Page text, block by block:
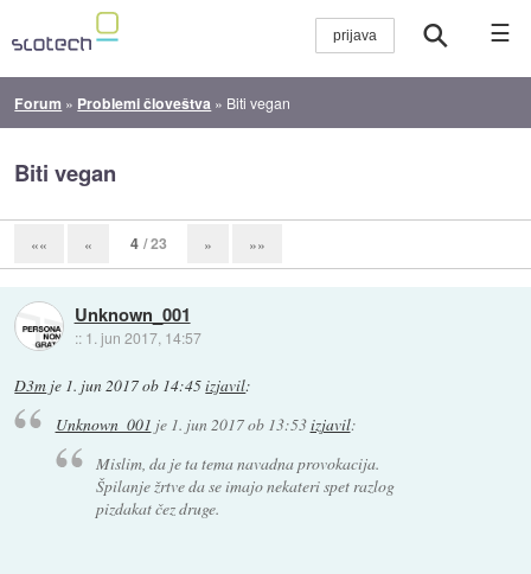
☰
Forum » Problemi človeštva » Biti vegan
Biti vegan
«« « 4 / 23 » »»
Unknown_001
:: 1. jun 2017, 14:57
D3m je 1. jun 2017 ob 14:45izjavil:
Unknown_001 je 1. jun 2017 ob 13:53izjavil:
Mislim, da je ta tema navadna provokacija.
Špilanje žrtve da se imajo nekateri spet razlog
pizdakat čez druge.